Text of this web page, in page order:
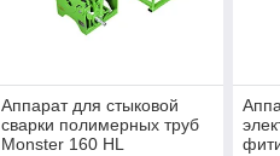
Аппарат для стыковой
сварки полимерных труб
Monster 160 HL